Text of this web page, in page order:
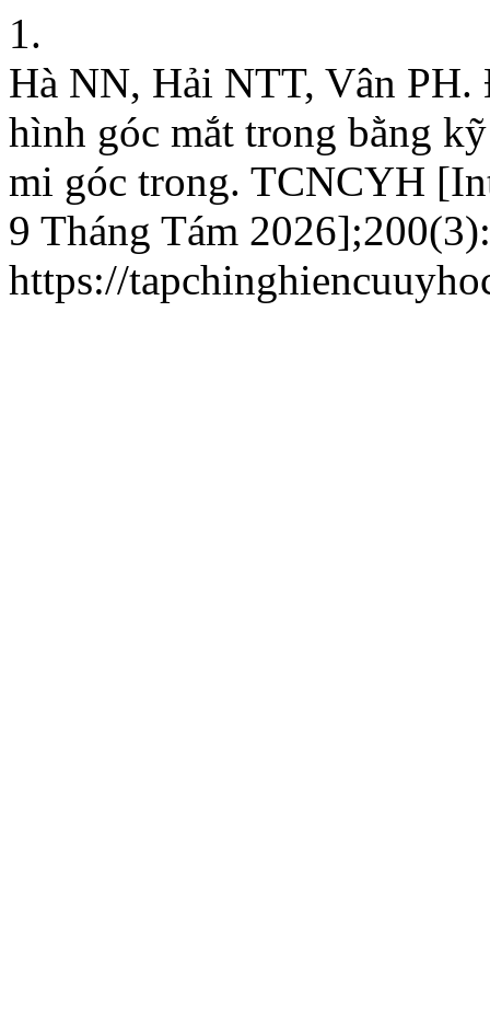
1.
Hà NN, Hải NTT, Vân PH.
hình góc mắt trong bằng
mi góc trong. TCNCYH
9 Tháng Tám
https://